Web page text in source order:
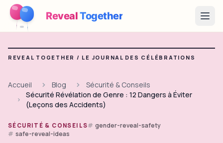
RevealTogether
Fonctionnement
Jeux
Blog
REVEAL TOGETHER / LE JOURNAL DES CÉLÉBRATIONS
Accueil Blog
Sécurité & Conseils
Sécurité Révélation de Genre : 12 Dangers à Éviter
(Leçons des Accidents)
SÉCURITÉ & CONSEILS
gender-reveal-safety
safe-reveal-ideas